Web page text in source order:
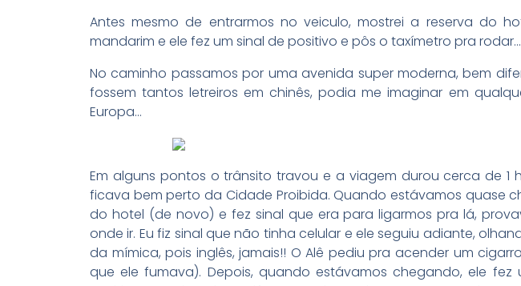
Antes mesmo de entrarmos no veiculo, mostrei a reserva do
mandarim e ele fez um sinal de positivo e pôs o taxímetro pra rodar…
No caminho passamos por uma avenida super moderna, bem
fossem tantos letreiros em chinês, podia me imaginar em
Europa…
Em alguns pontos o trânsito travou e a viagem durou cerca de 1
ficava bem perto da Cidade Proibida. Quando estávamos quase
do hotel (de novo) e fez sinal que era para ligarmos pra lá,
onde ir. Eu fiz sinal que não tinha celular e ele seguiu adiante,
da mímica, pois inglês, jamais!! O Alê pediu pra acender um
que ele fumava). Depois, quando estávamos chegando, ele